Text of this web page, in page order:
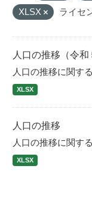
XLSX
ライセ
人口の推移（令和
人口の推移に関す
XLSX
人口の推移
人口の推移に関す
XLSX